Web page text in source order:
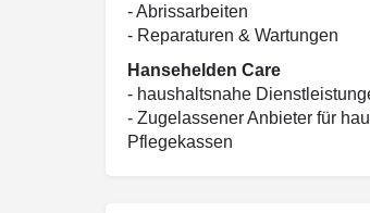
- Abrissarbeiten
- Reparaturen & Wartungen
Hansehelden Care
- haushaltsnahe
- Zugelassener Anbieter für
Pflegekassen